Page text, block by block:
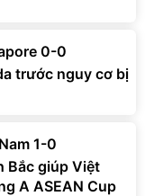
0-0
trước nguy cơ bị
1-0
Bắc giúp Việt
A ASEAN Cup